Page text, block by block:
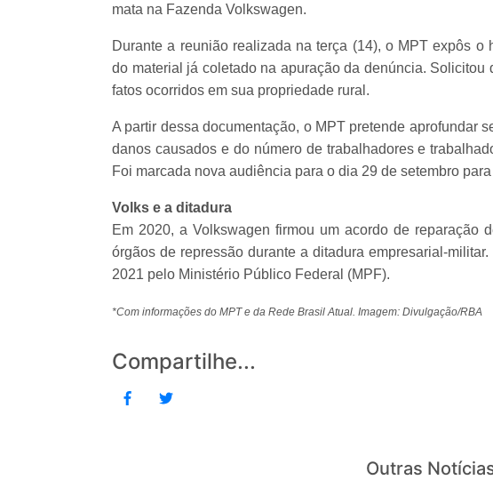
mata na Fazenda Volkswagen.
Durante a reunião realizada na terça (14), o MPT expôs o
do material já coletado na apuração da denúncia.
fatos ocorridos em sua propriedade rural.
A partir dessa documentação, o MPT pretende aprofundar
danos causados e do número de trabalhadores e
Foi marcada nova audiência para o dia 29 de setembro
Volks e a ditadura
Em 2020, a Volkswagen firmou um acordo de reparação
órgãos de repressão durante a ditadura empresarial-
2021 pelo Ministério Público Federal (MPF).
*Com informações do MPT e da Rede Brasil Atual. Imagem: Divulgação/RBA
Compartilhe...
Outras